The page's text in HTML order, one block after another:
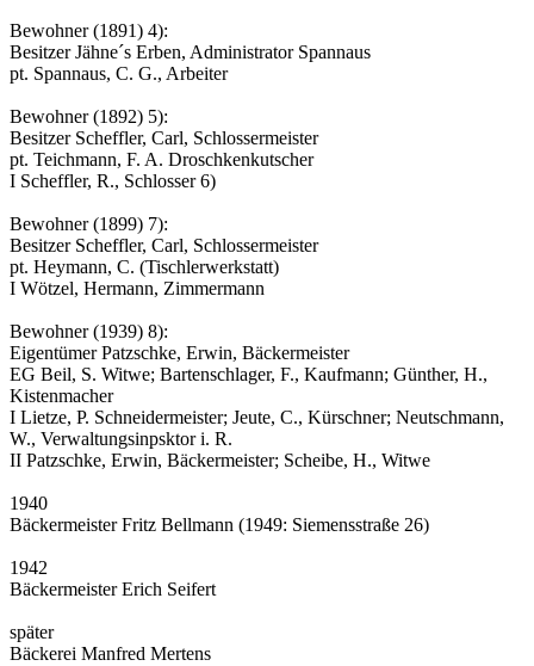
Bewohner (1891) 4):
Besitzer Jähne´s Erben, Administrator Spannaus
pt. Spannaus, C. G., Arbeiter
Bewohner (1892) 5):
Besitzer Scheffler, Carl, Schlossermeister
pt. Teichmann, F. A. Droschkenkutscher
I Scheffler, R., Schlosser 6)
Bewohner (1899) 7):
Besitzer Scheffler, Carl, Schlossermeister
pt. Heymann, C. (Tischlerwerkstatt)
I Wötzel, Hermann, Zimmermann
Bewohner (1939) 8):
Eigentümer Patzschke, Erwin, Bäckermeister
EG Beil, S. Witwe; Bartenschlager, F., Kaufmann; Günther, H.,
Kistenmacher
I Lietze, P. Schneidermeister; Jeute, C., Kürschner; Neutschmann,
W., Verwaltungsinpsktor i. R.
II Patzschke, Erwin, Bäckermeister; Scheibe, H., Witwe
1940
Bäckermeister Fritz Bellmann (1949: Siemensstraße 26)
1942
Bäckermeister Erich Seifert
später
Bäckerei Manfred Mertens